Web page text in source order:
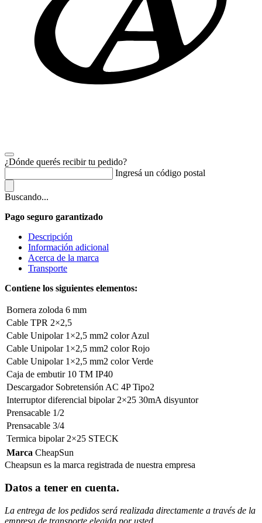
¿Dónde querés recibir tu pedido?
Ingresá un código postal
Buscando...
Pago seguro garantizado
Descripción
Información adicional
Acerca de la marca
Transporte
Contiene los siguientes elementos:
Bornera zoloda 6 mm
Cable TPR 2×2,5
Cable Unipolar 1×2,5 mm2 color Azul
Cable Unipolar 1×2,5 mm2 color Rojo
Cable Unipolar 1×2,5 mm2 color Verde
Caja de embutir 10 TM IP40
Descargador Sobretensión AC 4P Tipo2
Interruptor diferencial bipolar 2×25 30mA disyuntor
Prensacable 1/2
Prensacable 3/4
Termica bipolar 2×25 STECK
Marca CheapSun
Cheapsun es la marca registrada de nuestra empresa
Datos a tener en cuenta.
La entrega de los pedidos será realizada directamente a través de la
empresa de transporte elegida por usted.